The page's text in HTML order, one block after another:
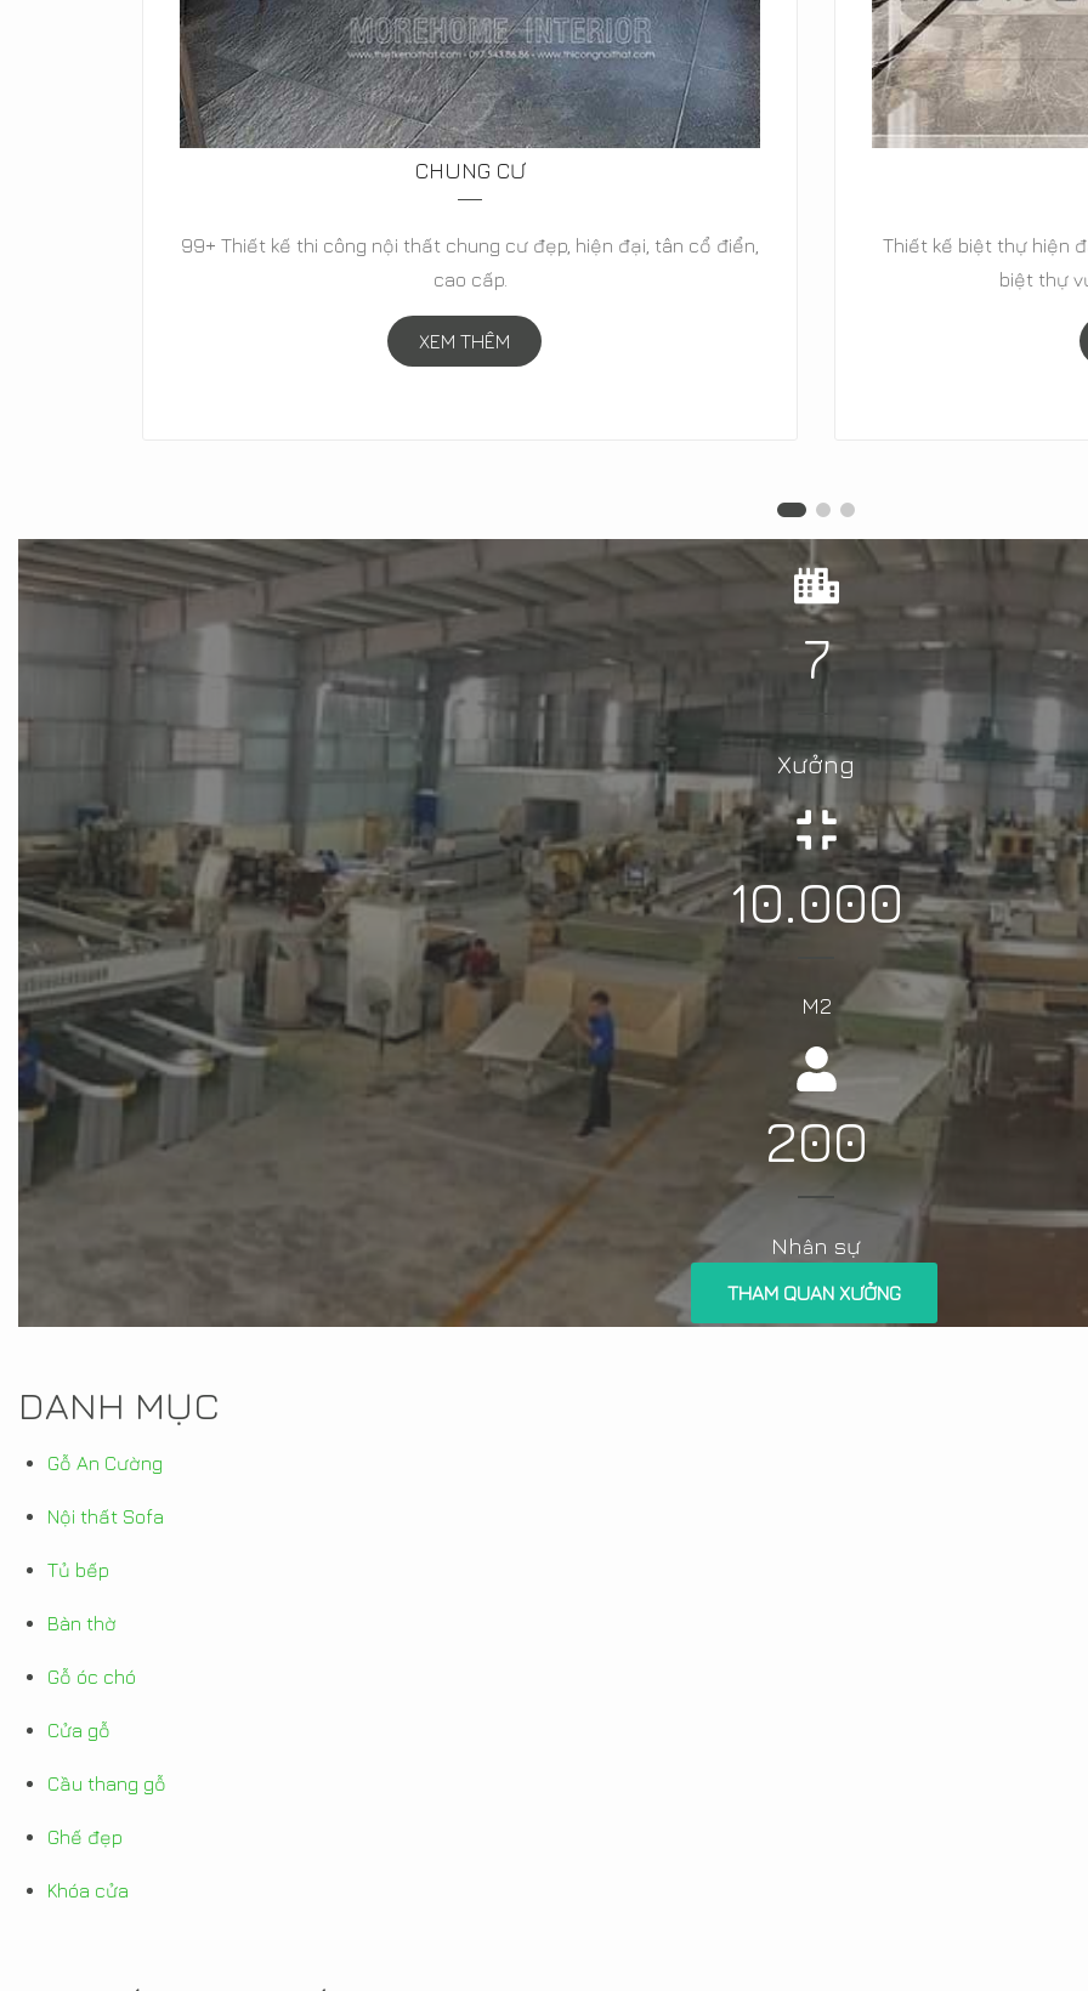
BIỆT THỰ
Thiết kế biệt thự hiện đại, biệt thự tân cổ điển, biệt thự cao cấp,
biệt thự vườn đẳng cấp- MOREHOME
XEM THÊM
29+ Mẫu thiết kế nội
7
Xưởng
10.000
M2
200
Nhân sự
THAM QUAN XƯỞNG
DANH MỤC
Gỗ An Cường
Nội thất Sofa
Tủ bếp
Bàn thờ
Gỗ óc chó
Cửa gỗ
Cầu thang gỗ
Ghế đẹp
Khóa cửa